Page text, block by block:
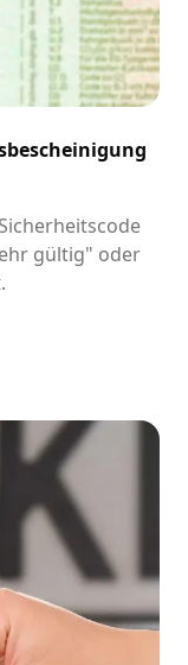
gültig" oder